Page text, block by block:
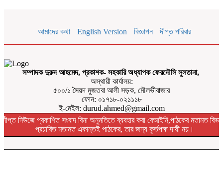
আমাদের কথা English Version বিজ্ঞাপন দীপ্ত পরিবার
সম্পাদক দুরুদ আহমেদ, প্রকাশক- সহকারি অধ্যাপক ফেরদৌসি সুলতানা,
অস্থায়ী কার্যালয়:
৫০০/১ সৈয়দ মুজতবা আলী সড়ক, মৌলভীবাজার
ফোন: ০১৭১৮-০২১১১৮
ই-মেইল: durud.ahmed@gmail.com
দীপ্ত নিউজে প্রকাশিত সংবাদ বিনা অনুমতিতে ব্যবহার করা বেআইনি,পাঠকের মতামত
প্রচারিত মতামত একান্তই পাঠকের, তার জন্য কৃর্তপক্ষ দায়ী নয়।